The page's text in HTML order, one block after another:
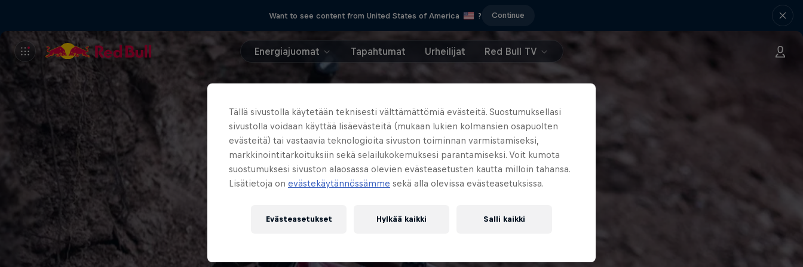
Want to see content from United States of America ? Continue
Energiajuomat Tapahtumat Urheilijat Red Bull TV
Tällä sivustolla käytetään teknisesti välttämättömiä evästeitä. Suostumuksellasi
sivustolla voidaan käyttää lisäevästeitä (mukaan lukien kolmansien osapuolten
evästeitä) tai vastaavia teknologioita sivuston toiminnan varmistamiseksi,
markkinointitarkoituksiin sekä selailukokemuksesi parantamiseksi. Voit kumota
suostumuksesi sivuston alaosassa olevien evästeasetusten kautta milloin tahansa.
Lisätietoja on evästekäytännössämme sekä alla olevissa evästeasetuksissa.
Evästeasetukset Hylkää kaikki Salli kaikki